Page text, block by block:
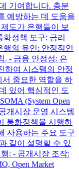
기여합니다. 충분
예방하는 데 도움을
도가 은행들이 보
정책 도구: 금리
행의 유인: 안정적인
. - 금융 안정성: 은
하여 시스템의 안정
중요한 역할을 하
있어 핵심적인 도
(System Open
개시장 운영 시스템
통화정책을 시행하
사용하는 주요 도구
같이 설명할 수 있
: - 공개시장 조작:
Open Market